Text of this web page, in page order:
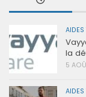
la
5